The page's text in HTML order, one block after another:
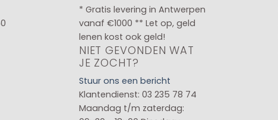
* Gratis levering in Antwerpen
vanaf €1000 ** Let op, geld
lenen kost ook geld!
NIET GEVONDEN WAT
JE ZOCHT?
Stuur ons een bericht
Klantendienst: 03 235 78 74
Maandag t/m zaterdag: